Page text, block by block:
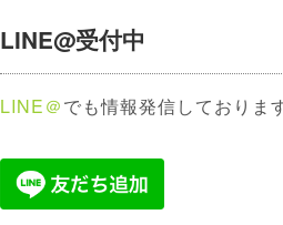
LINE@受付中
LINE＠でも情報発信しておりま